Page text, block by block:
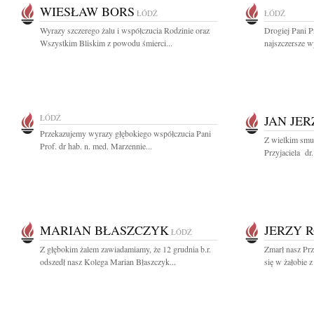
WIESŁAW BORS ŁÓDŹ
Wyrazy szczerego żalu i współczucia Rodzinie oraz
Wszystkim Bliskim z powodu śmierci...
ŁÓDŹ
Drogiej Pani
najszczersze
ŁÓDŹ
Przekazujemy wyrazy głębokiego współczucia Pani
Prof. dr hab. n. med. Marzennie...
JAN
Z wielkim
Przyjaciela dr.
MARIAN BŁASZCZYK ŁÓDŹ
Z głębokim żalem zawiadamiamy, że 12 grudnia b.r.
odszedł nasz Kolega Marian Błaszczyk...
JERZY
Zmarł nasz
się w żałobie